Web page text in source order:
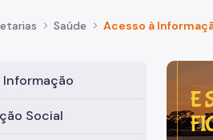
Saúde Acesso à
Informação
Social